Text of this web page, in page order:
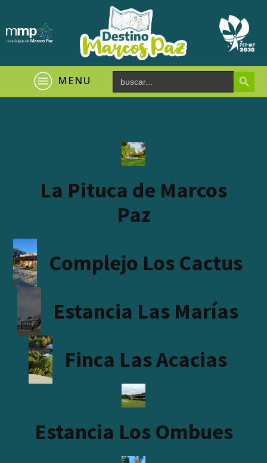
MENU Search
for:
Search Button
La Pituca de Marcos
Paz
Complejo Los Cactus
Estancia Las Marías
Finca Las Acacias
Estancia Los Ombues